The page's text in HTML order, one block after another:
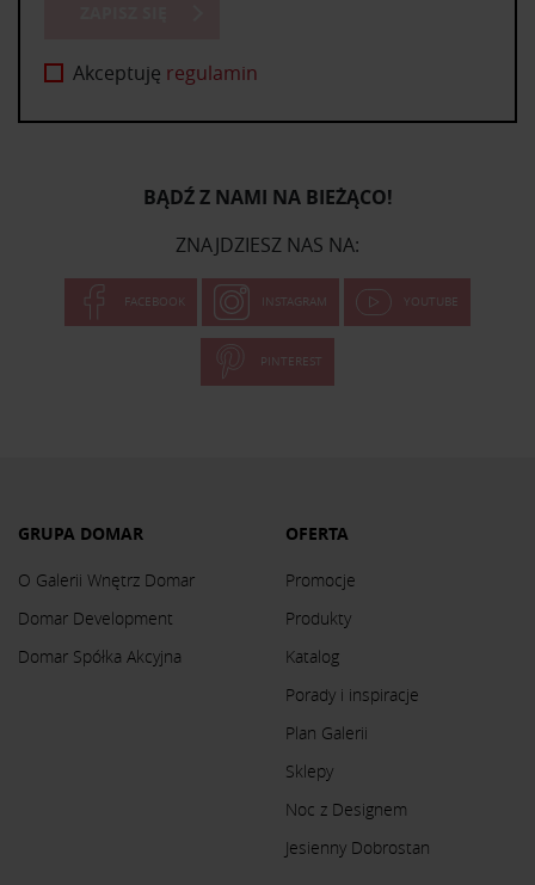
Akceptuję regulamin
BĄDŹ Z NAMI NA BIEŻĄCO!
ZNAJDZIESZ NAS NA:
FACEBOOK INSTAGRAM YOUTUBE
PINTEREST
GRUPA DOMAR
O Galerii Wnętrz Domar
Domar Development
Domar Spółka Akcyjna
OFERTA
Promocje
Produkty
Katalog
Porady i inspiracje
Plan Galerii
Sklepy
Noc z Designem
Jesienny Dobrostan